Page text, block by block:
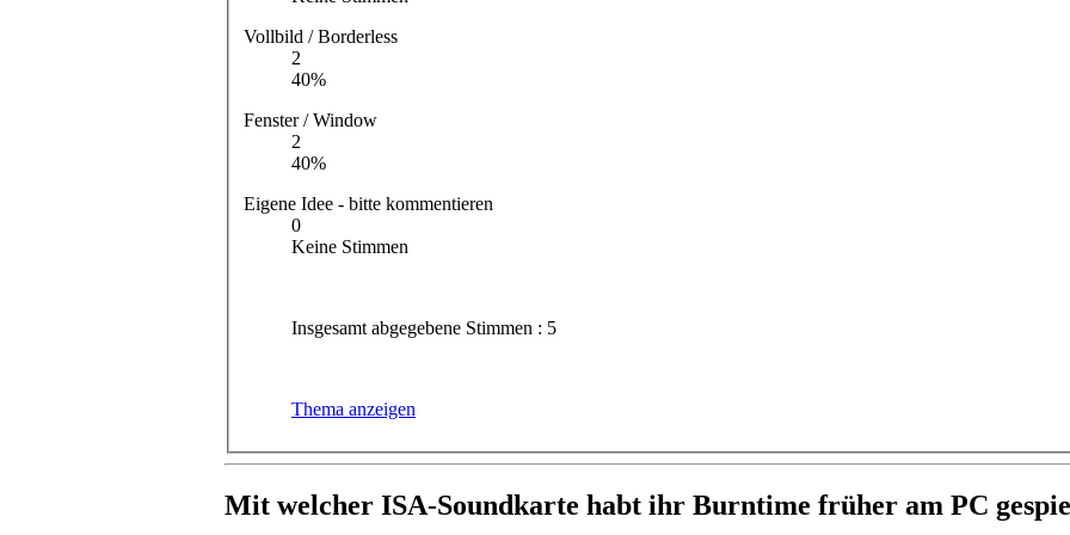
Vollbild / Borderless
2
40%
Fenster / Window
2
40%
Eigene Idee - bitte kommentieren
0
Keine Stimmen
Insgesamt abgegebene Stimmen : 5
Thema anzeigen
Mit welcher ISA-Soundkarte habt ihr Burntime früher am PC